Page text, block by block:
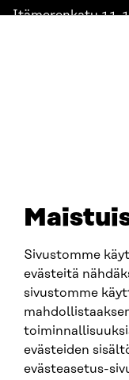
Sivustomme
evästeitä
sivustomme
evästeiden
evästeasetus-
Itämerenkatu 11-
SITRA SOSIAALISESSA
LinkedIn
Instagram
YouTube